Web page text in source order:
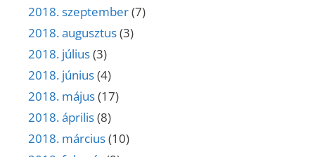
2018. szeptember(7)
2018. augusztus(3)
2018. július(3)
2018. június(4)
2018. május(17)
2018. április(8)
2018. március(10)